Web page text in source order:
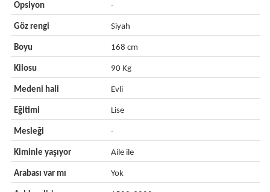
Opsiyon
-
Göz rengi Siyah
Boyu 168 cm
Kilosu 90 Kg
Medeni hali Evli
Eğitimi Lise
Mesleği -
Kiminle yaşıyor Aile ile
Arabası var mı Yok